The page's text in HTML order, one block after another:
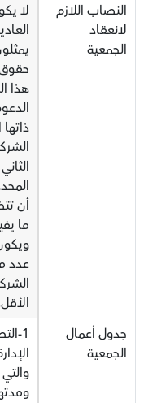
النصاب اللازم
لانعقاد
الجمعية
لا
هذا
أن
ما
عدد
جدول أعمال
الجمعية
1-